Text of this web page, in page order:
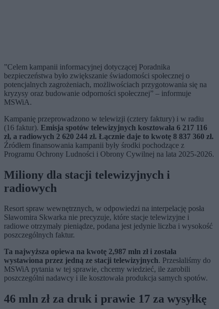
”Celem kampanii informacyjnej dotyczącej Poradnika
bezpieczeństwa było zwiększanie świadomości społecznej o
potencjalnych zagrożeniach, możliwościach przygotowania się na
kryzysy oraz budowanie odporności społecznej” – informuje
MSWiA.
Kampanię przeprowadzono w telewizji (cztery faktury) i w radiu
(16 faktur). Emisja spotów telewizyjnych kosztowała 6 217 116
zł, a radiowych 2 620 244 zł. Łącznie daje to kwotę 8 837 360 zł.
Źródłem finansowania kampanii były środki pochodzące z
Programu Ochrony Ludności i Obrony Cywilnej na lata 2025-2026.
Miliony dla stacji telewizyjnych i
radiowych
Resort spraw wewnętrznych, w odpowiedzi na interpelację posła
Sławomira Skwarka nie precyzuje, które stacje telewizyjne i
radiowe otrzymały pieniądze, podana jest jedynie liczba i wysokość
poszczególnych faktur.
Ta najwyższa opiewa na kwotę 2,987 mln zł i została
wystawiona przez jedną ze stacji telewizyjnych. Przesłaliśmy do
MSWiA pytania w tej sprawie, chcemy wiedzieć, ile zarobili
poszczególni nadawcy i ile kosztowała produkcja samych spotów.
46 mln zł za druk i prawie 17 za wysyłkę